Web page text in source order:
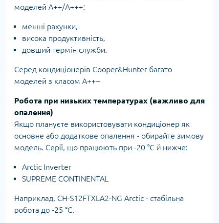
моделей А++/A+++:
менші рахунки,
висока продуктивність,
довший термін служби.
Серед кондиціонерів Cooper&Hunter багато
моделей з класом А+++
Робота при низьких температурах (важливо для
опалення)
Якщо плануєте використовувати кондиціонер як
основне або додаткове опалення - обирайте зимову
модель. Серії, що працюють при -20 °C й нижче:
Arctic Inverter
SUPREME CONTINENTAL
Наприклад, CH-S12FTXLA2-NG Arctic - стабільна
робота до -25 °C.